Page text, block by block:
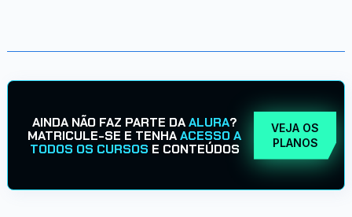
AINDA NÃO FAZ PARTE DAALURA?
MATRICULE-SE E TENHAACESSO A
TODOS OS CURSOS E CONTEÚDOS
VEJA OS
PLANOS